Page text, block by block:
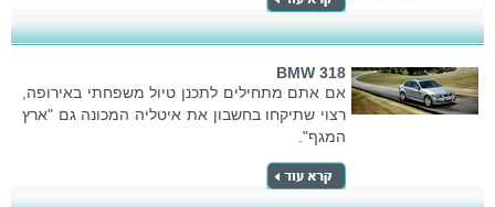
BMW 318
אם אתם מתחילים לתכנן טיול משפחתי באירופה,
רצוי שתיקחו בחשבון את איטליה המכונה גם "ארץ
המגף".